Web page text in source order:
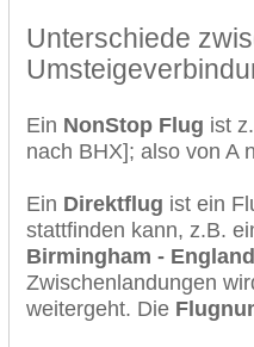
Unterschiede
Ein NonStop Flug ist
nach BHX]; also von A
Ein Direktflug ist ein
stattfinden kann, z.B.
Birmingham - England
Zwischenlandungen
weitergeht. Die